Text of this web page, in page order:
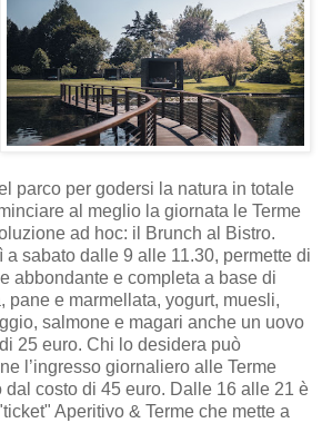
parco per godersi la natura in totale
al meglio la giornata le Terme
ad hoc: il Brunch al Bistro.
sabato dalle 9 alle 11.30, permette di
abbondante e completa a base di
pane e marmellata, yogurt, muesli,
salmone e magari anche un uovo
25 euro. Chi lo desidera può
l’ingresso giornaliero alle Terme
costo di 45 euro. Dalle 16 alle 21 è
Aperitivo & Terme che mette a